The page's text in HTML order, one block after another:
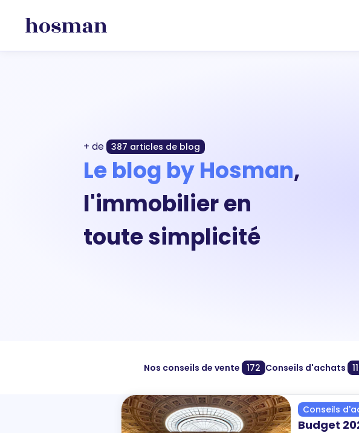
+ de 387 articles de blog
Le blog by Hosman,
l'immobilier en
toute simplicité
Nos conseils de vente 172 Conseils d'achats
Conseils
Budget